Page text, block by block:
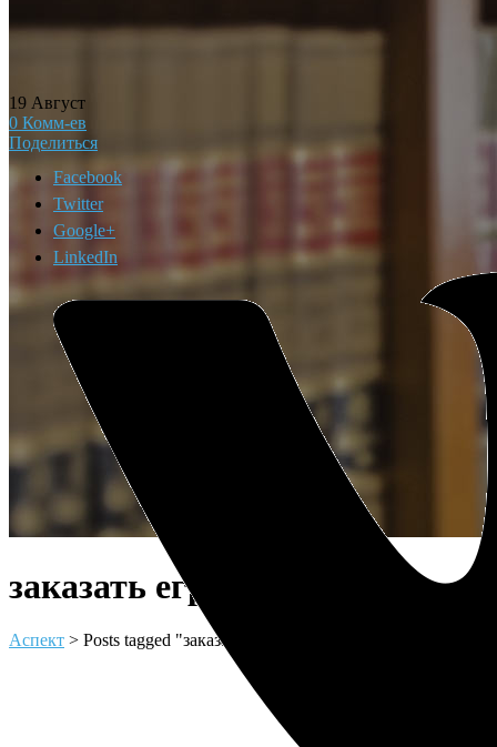
заказать егрн быстро Tag
Аспект > Posts tagged "заказать егрн быстро"
19 Август
0 Комм-ев
Поделиться
Facebook
Twitter
Google+
LinkedIn